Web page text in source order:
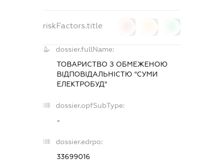
riskFactors.title
dossier.fullName:
ТОВАРИСТВО З ОБМЕЖЕНОЮ
ВІДПОВІДАЛЬНІСТЮ "СУМИ
ЕЛЕКТРОБУД"
dossier.opfSubType:
-
dossier.edrpo:
33699016